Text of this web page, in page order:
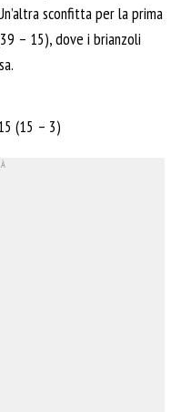
sconfitta per la prima
– 15), dove i brianzoli
(15 – 3)